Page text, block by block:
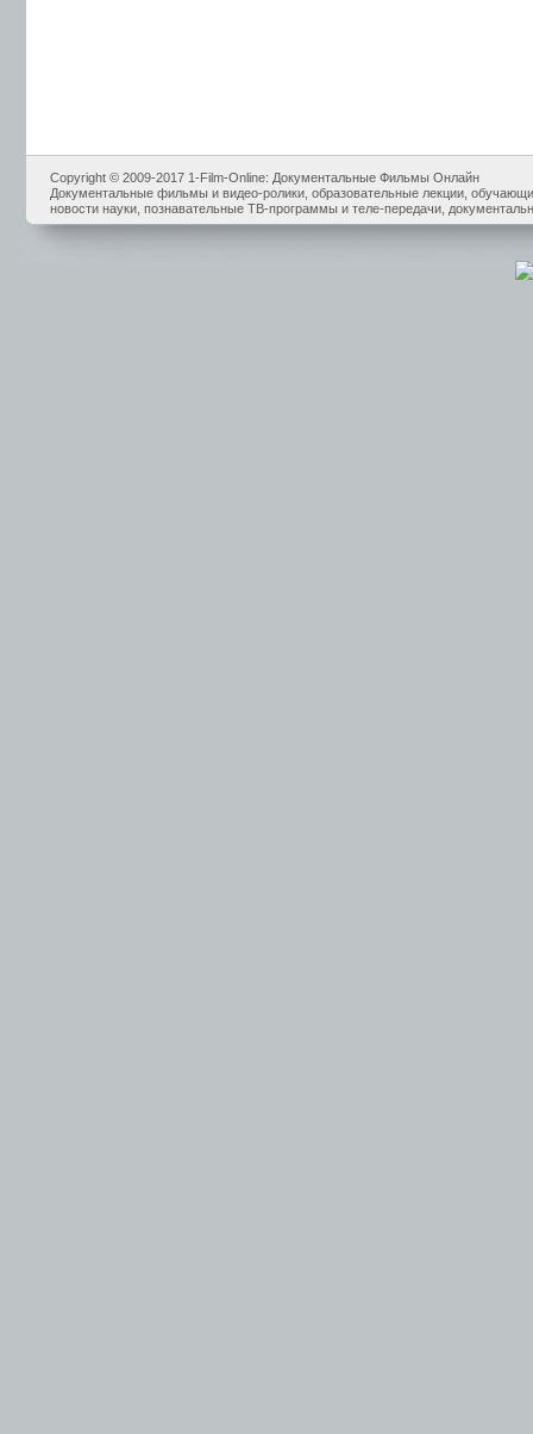
Copyright © 2009-2017 1-Film-Online: Документальные Фильмы Онлайн
Документальные фильмы и видео-ролики, образовательные лекции,
новости науки, познавательные ТВ-программы и теле-передачи,